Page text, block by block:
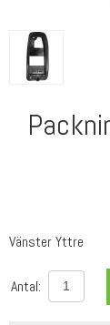
Vänster Yttre
Antal: